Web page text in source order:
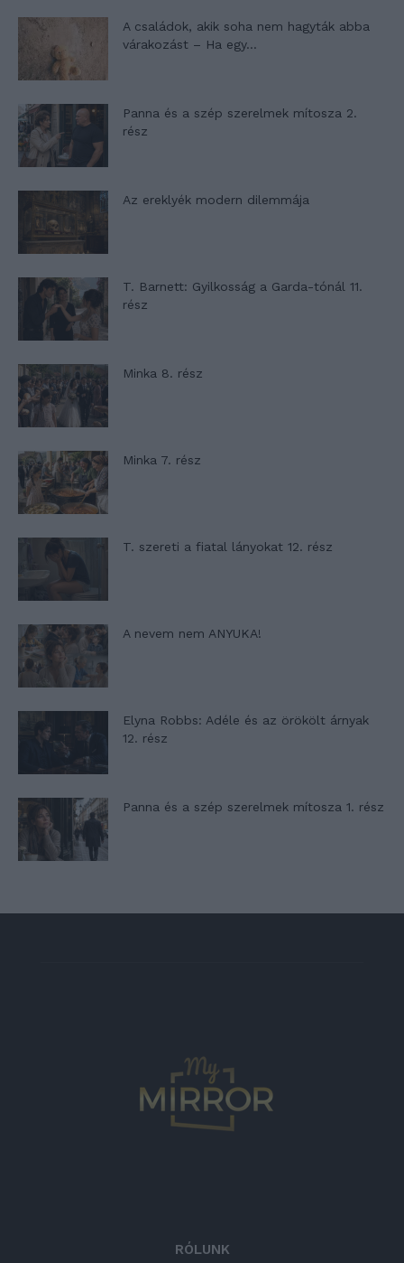
A családok, akik soha nem hagyták abba
várakozást – Ha egy...
Panna és a szép szerelmek mítosza 2.
rész
Az ereklyék modern dilemmája
T. Barnett: Gyilkosság a Garda-tónál 11.
rész
Minka 8. rész
Minka 7. rész
T. szereti a fiatal lányokat 12. rész
A nevem nem ANYUKA!
Elyna Robbs: Adéle és az örökölt árnyak
12. rész
Panna és a szép szerelmek mítosza 1. rész
RÓLUNK